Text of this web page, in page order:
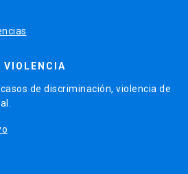
VIOLENCIA
de discriminación, violencia de